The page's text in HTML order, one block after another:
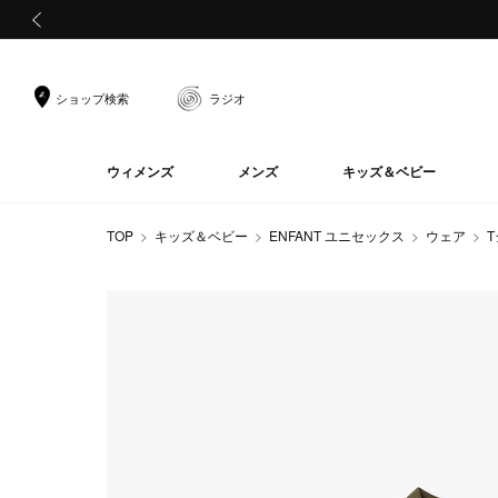
ショップ検索 ラジオ
ウィメンズ メンズ キッズ＆ベビー
TOP キッズ＆ベビー ENFANT ユニセックス ウェア T